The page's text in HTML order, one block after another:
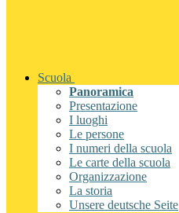
Scuola
Panoramica
Presentazione
I luoghi
Le persone
I numeri della scuola
Le carte della scuola
Organizzazione
La storia
Unsere deutsche Seite